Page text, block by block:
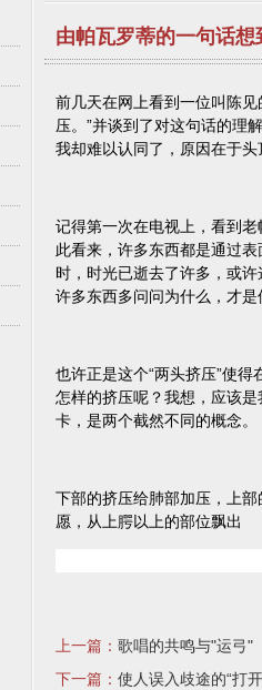
由帕瓦罗蒂的一句话想
前几天在网上看到一位叫陈
压。”并谈到了对这句话的理
我却难以认同了，原因在于头
记得第一次在电视上，看到
此看来，许多东西都是通过
时，时光已逝去了许多，或
许多东西多问问为什么，才是
也许正是这个“两头挤压”使
怎样的挤压呢？我想，应该
卡，是两个截然不同的概念。
下部的挤压给肺部加压，上
愿，从上腭以上的部位飘出
上一篇： 歌唱的共鸣与"运弓"
下一篇： 使人误入歧途的“打